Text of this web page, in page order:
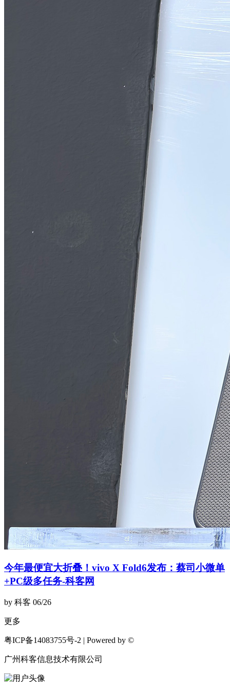
今年最便宜大折叠！vivo X Fold6发布：蔡司小微单
+PC级多任务-科客网
by 科客 06/26
更多
粤ICP备14083755号-2 | Powered by ©
广州科客信息技术有限公司